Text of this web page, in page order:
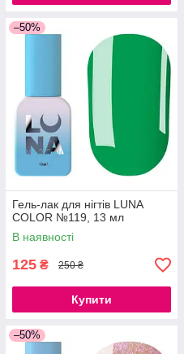
–50%
Гель-лак для нігтів LUNA
COLOR №119, 13 мл
В наявності
125 ₴ 250 ₴
Купити
–50%